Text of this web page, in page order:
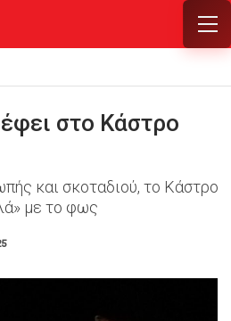
στο Κάστρο
και σκοταδιού, το Κάστρο
με το φως